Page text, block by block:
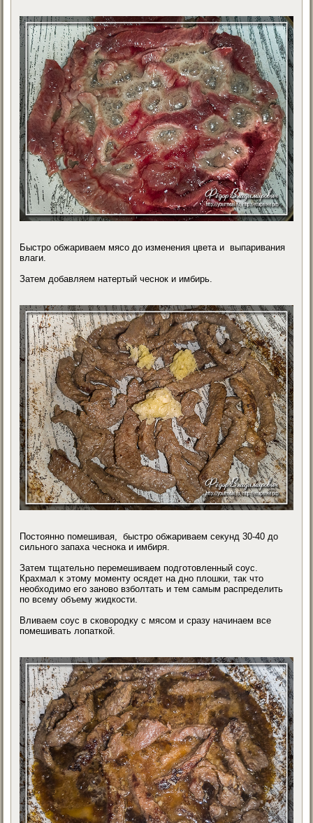
Быстро обжариваем мясо до изменения цвета и выпаривания
влаги.
Затем добавляем натертый чеснок и имбирь.
Постоянно помешивая, быстро обжариваем секунд 30-40 до
сильного запаха чеснока и имбиря.
Затем тщательно перемешиваем подготовленный соус.
Крахмал к этому моменту осядет на дно плошки, так что
необходимо его заново взболтать и тем самым распределить
по всему объему жидкости.
Вливаем соус в сковородку с мясом и сразу начинаем все
помешивать лопаткой.